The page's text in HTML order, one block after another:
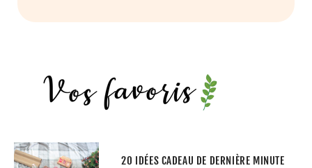
20 IDÉES CADEAU DE DERNIÈRE MINUTE